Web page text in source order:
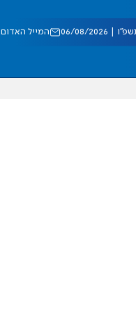
08/2026 המייל האדום